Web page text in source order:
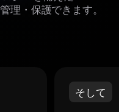
理・保護できます。
そして